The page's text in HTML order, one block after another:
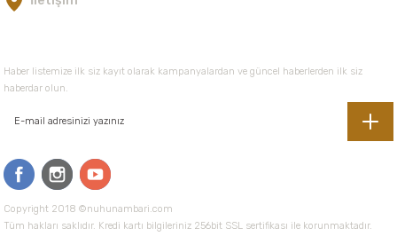
Haber listemize ilk siz kayıt olarak kampanyalardan ve güncel haberlerden ilk siz
haberdar olun.
Copyright 2018 ©nuhunambari.com
Tüm hakları saklıdır. Kredi kartı bilgileriniz 256bit SSL sertifikası ile korunmaktadır.